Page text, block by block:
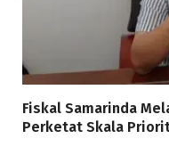
Fiskal Samarinda
Perketat Skala